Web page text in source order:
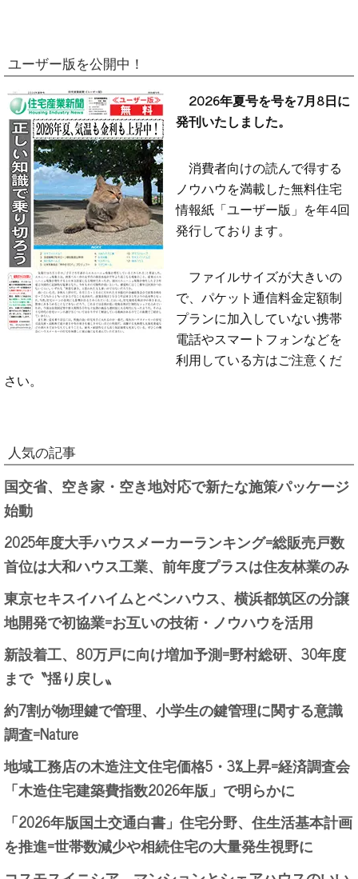
ユーザー版を公開中！
2026年夏号を号を7月8日に
発刊いたしました。
消費者向けの読んで得する
ノウハウを満載した無料住宅
情報紙「ユーザー版」を年4回
発行しております。
ファイルサイズが大きいの
で、パケット通信料金定額制
プランに加入していない携帯
電話やスマートフォンなどを
利用している方はご注意くだ
さい。
人気の記事
国交省、空き家・空き地対応で新たな施策パッケージ
始動
2025年度大手ハウスメーカーランキング=総販売戸数
首位は大和ハウス工業、前年度プラスは住友林業のみ
東京セキスイハイムとベンハウス、横浜都筑区の分譲
地開発で初協業=お互いの技術・ノウハウを活用
新設着工、80万戸に向け増加予測=野村総研、30年度
まで〝揺り戻し〟
約7割が物理鍵で管理、小学生の鍵管理に関する意識
調査=Nature
地域工務店の木造注文住宅価格5・3%上昇=経済調査会
「木造住宅建築費指数2026年版」で明らかに
「2026年版国土交通白書」住宅分野、住生活基本計画
を推進=世帯数減少や相続住宅の大量発生視野に